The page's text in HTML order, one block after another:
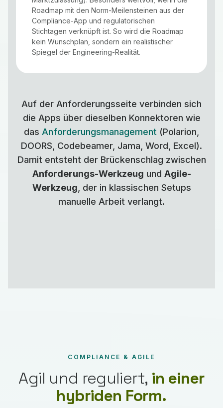
Roadmap mit den Norm-Meilensteinen aus der
Compliance-App und regulatorischen
Stichtagen verknüpft ist. So wird die Roadmap
kein Wunschplan, sondern ein realistischer
Spiegel der Engineering-Realität.
Auf der Anforderungsseite verbinden sich
die Apps über dieselben Konnektoren wie
das Anforderungsmanagement (Polarion,
DOORS, Codebeamer, Jama, Word, Excel).
Damit entsteht der Brückenschlag zwischen
Anforderungs-Werkzeug und Agile-
Werkzeug , der in klassischen Setups
manuelle Arbeit verlangt.
COMPLIANCE & AGILE
Agil und reguliert, in einer
hybriden Form.